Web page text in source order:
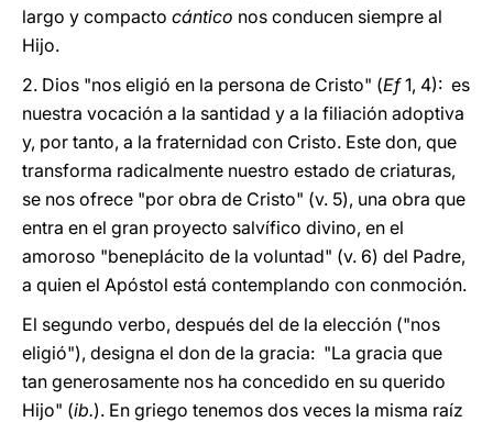
largo y compacto cántico nos conducen siempre al
Hijo.
2. Dios "nos eligió en la persona de Cristo" (Ef1, 4): es
nuestra vocación a la santidad y a la filiación adoptiva
y, por tanto, a la fraternidad con Cristo. Este don, que
transforma radicalmente nuestro estado de criaturas,
se nos ofrece "por obra de Cristo" (v. 5), una obra que
entra en el gran proyecto salvífico divino, en el
amoroso "beneplácito de la voluntad" (v. 6) del Padre,
a quien el Apóstol está contemplando con conmoción.
El segundo verbo, después del de la elección ("nos
eligió"), designa el don de la gracia: "La gracia que
tan generosamente nos ha concedido en su querido
Hijo" (ib.). En griego tenemos dos veces la misma raíz